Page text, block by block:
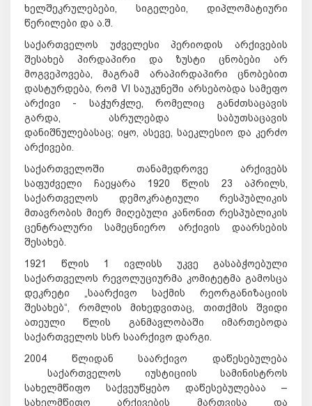
ხელშეკრულებები, სიგელები, დიპლომატიური
წერილები და ა.შ.
საქართველოს უძველესი პერიოდის არქივების
შესახებ პირდაპირი და ზუსტი ცნობები არ
მოგვეპოვება, მაგრამ არაპირდაპირი ცნობებით
დასტურდება, რომ VI საუკუნეში არსებობდა სამეფო
არქივი - საჭურჭლე, რომელიც განძთსაცავის
გარდა, ასრულებდა საბუთსაცავის
დანიშნულებასაც; იყო, ასევე, საეკლესიო და კერძო
არქივები.
საქართველოში თანამედროვე არქივებს
საფუძველი ჩაეყარა 1920 წლის 23 აპრილს,
საქართველოს დემოკრატიული რესპუბლიკის
მთავრობის მიერ მიღებული კანონით რესპუბლიკის
ცენტრალური სამეცნიერო არქივის დაარსების
შესახებ.
1921 წლის 1 ივლისს უკვე გასაბჭოებული
საქართველოს რევოლუციურმა კომიტეტმა გამოსცა
დეკრეტი „საარქივო საქმის რეორგანიზაციის
შესახებ“, რომლის მიხედვითაც, თითქმის შვიდი
ათეული წლის განმავლობაში იმართებოდა
საქართველოს სსრ საარქივო დარგი.
2004 წლიდან საარქივო დაწესებულება
საქართველოს იუსტიციის სამინისტროს
სახელმწიფო საქვეუწყებო დაწესებულებაა –
სახელმწიფო არქივების მართვისა და